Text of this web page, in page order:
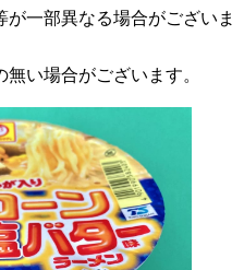
一部異なる場合がございま
い場合がございます。